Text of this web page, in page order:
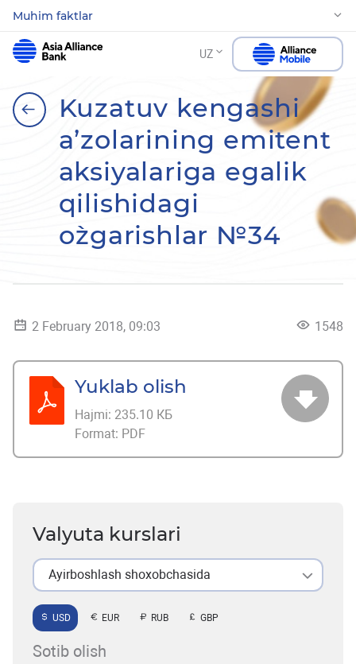
Muhim faktlar
UZ
Kuzatuv kengashi
a’zolarining emitent
aksiyalariga egalik
qilishidagi
o`zgarishlar №34
2 February 2018, 09:03 1548
Yuklab olish
Hajmi: 235.10 КБ
Format: PDF
Valyuta kurslari
Ayirboshlash shoxobchasida
USD EUR RUB GBP
Sotib olish